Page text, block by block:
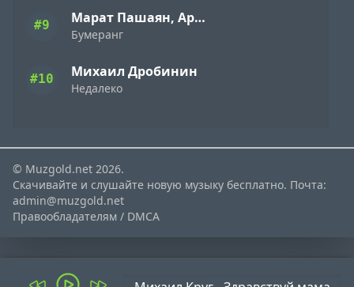
#9 Марат Пашаян, Арни Пашаян
Бумеранг
#10 Михаил Дробинин
Недалеко
© Muzgold.net 2026.
Скачивайте и слушайте новую музыку бесплатно. Почта:
admin@muzgold.net
Правообладателям / DMCA